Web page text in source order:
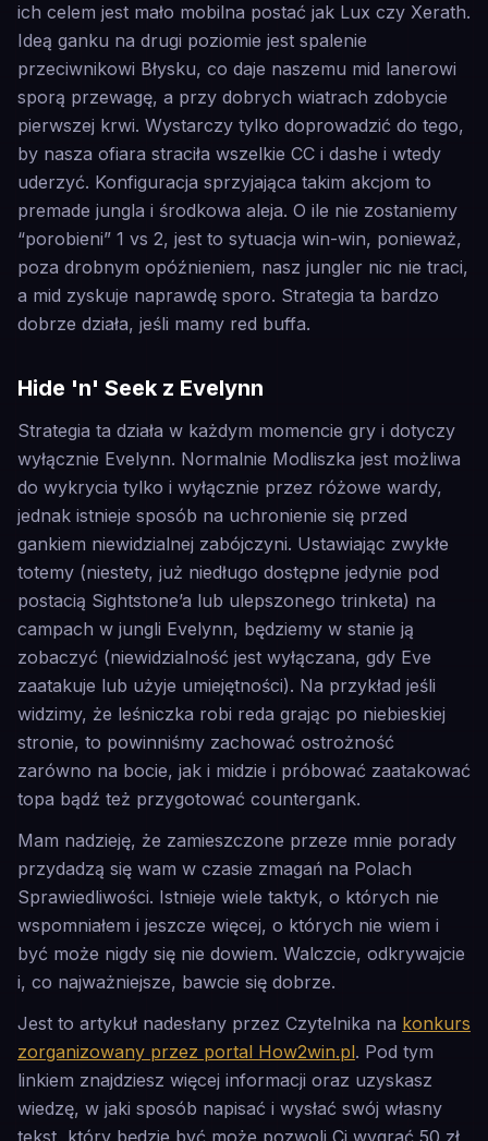
ich celem jest mało mobilna postać jak Lux czy Xerath.
Ideą ganku na drugi poziomie jest spalenie
przeciwnikowi Błysku, co daje naszemu mid lanerowi
sporą przewagę, a przy dobrych wiatrach zdobycie
pierwszej krwi. Wystarczy tylko doprowadzić do tego,
by nasza ofiara straciła wszelkie CC i dashe i wtedy
uderzyć. Konfiguracja sprzyjająca takim akcjom to
premade jungla i środkowa aleja. O ile nie zostaniemy
“porobieni” 1 vs 2, jest to sytuacja win-win, ponieważ,
poza drobnym opóźnieniem, nasz jungler nic nie traci,
a mid zyskuje naprawdę sporo. Strategia ta bardzo
dobrze działa, jeśli mamy red buffa.
Hide 'n' Seek z Evelynn
Strategia ta działa w każdym momencie gry i dotyczy
wyłącznie Evelynn. Normalnie Modliszka jest możliwa
do wykrycia tylko i wyłącznie przez różowe wardy,
jednak istnieje sposób na uchronienie się przed
gankiem niewidzialnej zabójczyni. Ustawiając zwykłe
totemy (niestety, już niedługo dostępne jedynie pod
postacią Sightstone’a lub ulepszonego trinketa) na
campach w jungli Evelynn, będziemy w stanie ją
zobaczyć (niewidzialność jest wyłączana, gdy Eve
zaatakuje lub użyje umiejętności). Na przykład jeśli
widzimy, że leśniczka robi reda grając po niebieskiej
stronie, to powinniśmy zachować ostrożność
zarówno na bocie, jak i midzie i próbować zaatakować
topa bądź też przygotować countergank.
Mam nadzieję, że zamieszczone przeze mnie porady
przydadzą się wam w czasie zmagań na Polach
Sprawiedliwości. Istnieje wiele taktyk, o których nie
wspomniałem i jeszcze więcej, o których nie wiem i
być może nigdy się nie dowiem. Walczcie, odkrywajcie
i, co najważniejsze, bawcie się dobrze.
Jest to artykuł nadesłany przez Czytelnika na konkurs
zorganizowany przez portal How2win.pl. Pod tym
linkiem znajdziesz więcej informacji oraz uzyskasz
wiedzę, w jaki sposób napisać i wysłać swój własny
tekst, który będzie być może pozwoli Ci wygrać 50 zł